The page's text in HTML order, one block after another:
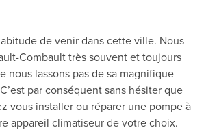
de venir dans cette ville. Nous
Combault très souvent et toujours
nous lassons pas de sa magnifique
par conséquent sans hésiter que
vous installer ou réparer une pompe à
appareil climatiseur de votre choix.